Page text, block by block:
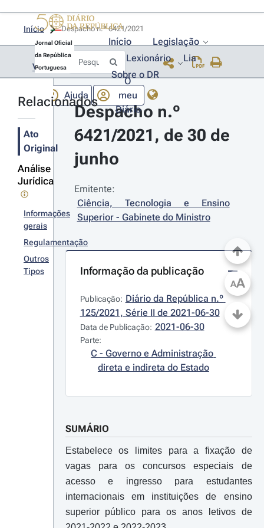
Jornal Oficial
da República
Portuguesa
Início
Legislação
Lexionário
Lia
Sobre o DR
Ajuda
O
meu
Diário
Início
Voltar
Relacionados
Ato
Original
Análise
Jurídica
Informações
gerais
Regulamentação
Outros
Tipos
Despacho n.º
6421/2021, de 30 de
junho
Emitente:
Ciência, Tecnologia e Ensino
Superior - Gabinete do Ministro
Informação da publicação
Publicação: Diário da República n.º
125/2021, Série II de 2021-06-30
Data de Publicação: 2021-06-30
Parte:
C - Governo e Administração
direta e indireta do Estado
SUMÁRIO
Estabelece os limites para a fixação de
vagas para os concursos especiais de
acesso e ingresso para estudantes
internacionais em instituições de ensino
superior público para os anos letivos de
AA